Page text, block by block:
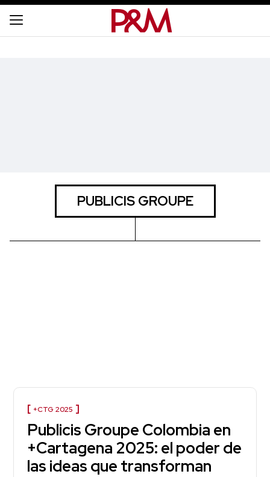
PUBLICIS GROUPE
+CTG 2025
Publicis Groupe Colombia en
+Cartagena 2025: el poder de
las ideas que transforman